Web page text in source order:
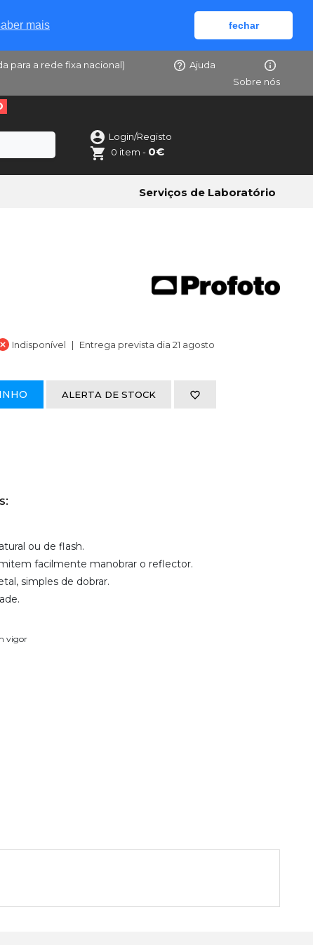
mais fechar
para a rede fixa nacional)
Ajuda
Sobre nós
Login/Registo
0 item - 0€
Serviços de Laboratório
Indisponível Entrega prevista dia 21 agosto
ALERTA DE STOCK
ou de flash.
facilmente manobrar o reflector.
simples de dobrar.
vigor